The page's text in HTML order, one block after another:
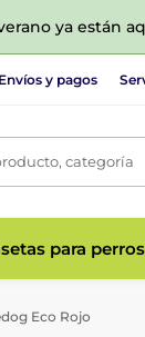
ya están
Envíos y pagos
categoría
para perros
Eco Rojo